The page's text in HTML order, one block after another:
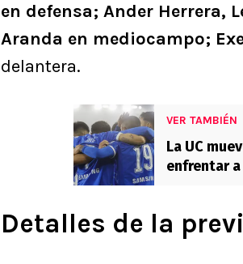
en defensa; Ander Herrera,
Aranda en mediocampo;
delantera.
VER TAMBIÉN
La UC
enfrentar a
Detalles de la